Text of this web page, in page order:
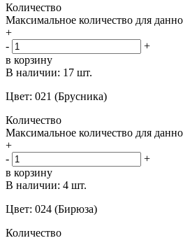
Количество
Максимальное количество для
+
-
+
в корзину
В наличии: 17 шт.
Цвет: 021 (Брусника)
Количество
Максимальное количество для
+
-
+
в корзину
В наличии: 4 шт.
Цвет: 024 (Бирюза)
Количество